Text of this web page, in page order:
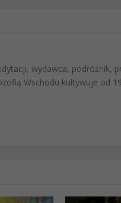
wydawca, podróżnik,
Wschodu kultywuje od